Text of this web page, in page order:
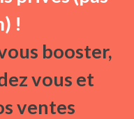
!
booster,
vous et
ventes